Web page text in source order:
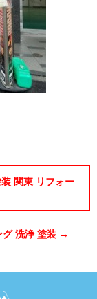
関東 リフォー
グ 洗浄 塗装 →